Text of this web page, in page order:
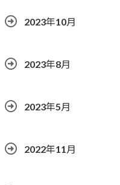
2023年10月
2023年8月
2023年5月
2022年11月